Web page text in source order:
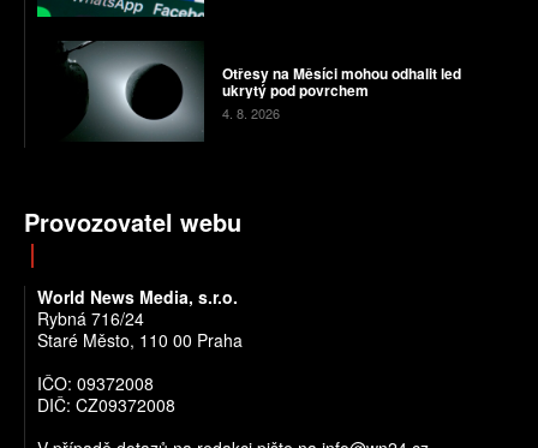
Otřesy na Měsíci mohou odhalit led
ukrytý pod povrchem
4. 8. 2026
Provozovatel webu
World News Media, s.r.o.
Rybná 716/24
Staré Město, 110 00 Praha
IČO: 09372008
DIČ: CZ09372008